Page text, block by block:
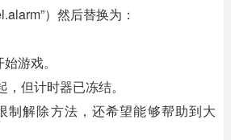
）然后替换为：
游戏。
但计时器已冻结。
制解除方法，还希望能够帮助到大